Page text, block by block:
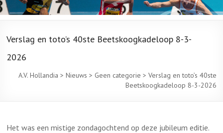
Verslag en toto’s 40ste Beetskoogkadeloop 8-3-
2026
A.V. Hollandia > Nieuws > Geen categorie > Verslag en toto’s 40ste
Beetskoogkadeloop 8-3-2026
Het was een mistige zondagochtend op deze jubileum editie.